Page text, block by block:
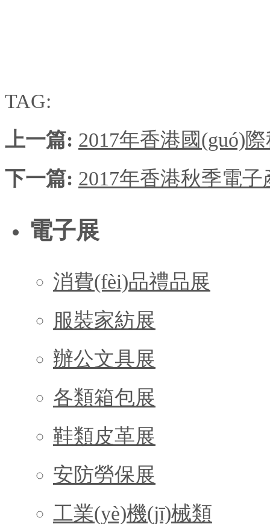
TAG:
上一篇: 2017年香港國(guó)
下一篇: 2017年香港秋季電子
電子展
消費(fèi)品禮品展
服裝家紡展
辦公文具展
各類箱包展
鞋類皮革展
安防勞保展
工業(yè)機(jī)械類